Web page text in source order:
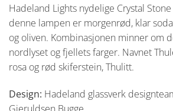
Hadeland Lights nydelige Crystal
denne lampen er morgenrød, klar
og oliven. Kombinasjonen minner om
nordlyset og fjellets farger. Navnet
rosa og rød skiferstein, Thulitt.
Design: Hadeland glassverk